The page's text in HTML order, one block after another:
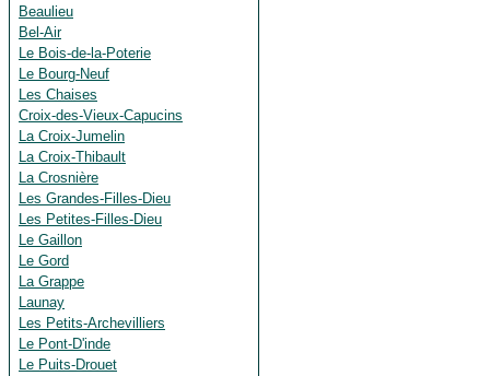
Beaulieu
Bel-Air
Le Bois-de-la-Poterie
Le Bourg-Neuf
Les Chaises
Croix-des-Vieux-Capucins
La Croix-Jumelin
La Croix-Thibault
La Crosnière
Les Grandes-Filles-Dieu
Les Petites-Filles-Dieu
Le Gaillon
Le Gord
La Grappe
Launay
Les Petits-Archevilliers
Le Pont-D'inde
Le Puits-Drouet